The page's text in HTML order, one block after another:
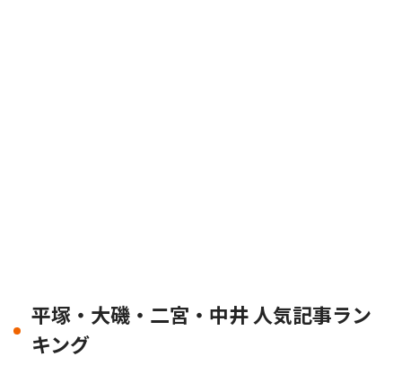
平塚・大磯・二宮・中井 人気記事ラン
キング